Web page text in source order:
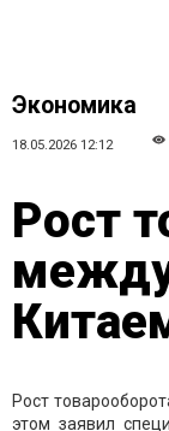
Экономика
18.05.2026 12:12
Рост
Рост
этом заявил